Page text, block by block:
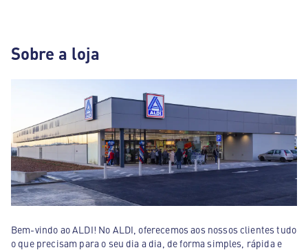
Sobre a loja
Bem-vindo ao ALDI! No ALDI, oferecemos aos nossos clientes tudo
o que precisam para o seu dia a dia, de forma simples, rápida e